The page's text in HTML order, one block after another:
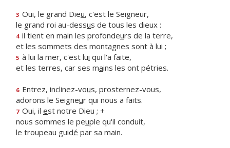
3 Oui, le grand Dieu, c'est le Seigneur,
le grand roi au-dessus de tous les dieux :
4 il tient en main les profondeurs de la terre,
et les sommets des montagnes sont à lui ;
5 à lui la mer, c'est lui qui l'a faite,
et les terres, car ses mains les ont pétries.
6 Entrez, inclinez-vous, prosternez-vous,
adorons le Seigneur qui nous a faits.
7 Oui, il est notre Dieu ; +
nous sommes le peuple qu'il conduit,
le troupeau guidé par sa main.